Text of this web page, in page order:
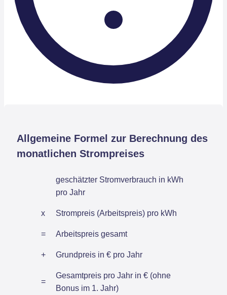
Allgemeine Formel zur Berechnung des
monatlichen Strompreises
geschätzter Stromverbrauch in kWh
pro Jahr
x Strompreis (Arbeitspreis) pro kWh
= Arbeitspreis gesamt
+ Grundpreis in € pro Jahr
=
Gesamtpreis pro Jahr in € (ohne
Bonus im 1. Jahr)